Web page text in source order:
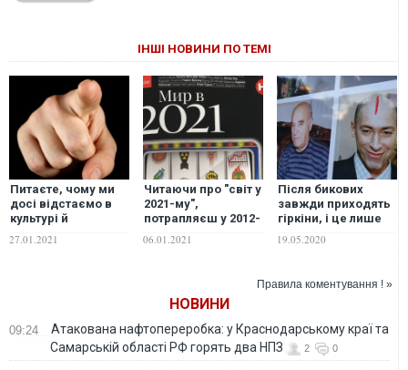
ІНШІ НОВИНИ ПО ТЕМІ
Питаєте, чому ми
досі відстаємо в
культурі й
мистецтві? Усе
через вас
27.01.2021
Читаючи про "світ у
2021-му",
потрапляєш у 2012-
й. Усе через мовну
політику начебто
06.01.2021
Після бикових
завжди приходять
гіркіни, і це лише
початок принижень
– письменник
19.05.2020
Правила коментування ! »
НОВИНИ
09:24
Атакована нафтопереробка: у Краснодарському краї та
Самарській області РФ горять два НПЗ
2 0